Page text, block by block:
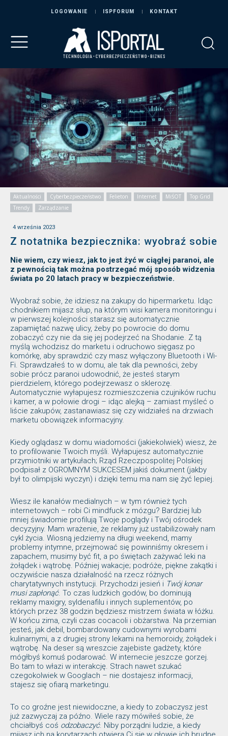
LOGOWANIE ISPFORUM KONTAKT
Aktualności Cyberbezpieczeństwo Felieton Internet MiŚOT
Top Grid
Trendy
Zarządzanie
4 września 2023
Z notatnika bezpiecznika: wyobraź sobie
Nie wiem, czy wiesz, jak to jest żyć w ciągłej paranoi, ale
z pewnością tak można postrzegać mój sposób widzenia
świata po 20 latach pracy w bezpieczeństwie.
Wyobraź sobie, że idziesz na zakupy do hipermarketu. Idąc
chodnikiem mijasz słup, na którym wisi kamera monitoringu i
w pierwszej kolejności starasz się automatycznie
zapamiętać nazwę ulicy, żeby po powrocie do domu
zobaczyć czy nie da się jej podejrzeć na Shodanie. Z tą
myślą wchodzisz do marketu i odruchowo sięgasz po
komórkę, aby sprawdzić czy masz wyłączony Bluetooth i Wi-
Fi. Sprawdzałeś to w domu, ale tak dla pewności, żeby
sobie prócz paranoi udowodnić, że jesteś starym
pierdzielem, którego podejrzewasz o sklerozę.
Automatycznie wyłapujesz rozmieszczenia czujników ruchu
i kamer, a w połowie drogi – idąc alejką – zamiast myśleć o
liście zakupów, zastanawiasz się czy widziałeś na drzwiach
marketu obowiązek informacyjny.
Kiedy oglądasz w domu wiadomości (jakiekolwiek) wiesz, że
to profilowanie Twoich myśli. Wyłapujesz automatycznie
przymiotniki w artykułach; Rząd Rzeczpospolitej Polskiej
podpisał z OGROMNYM SUKCESEM jakiś dokument (jakby
był to olimpijski wyczyn) i dzięki temu ma nam się żyć lepiej.
Wiesz ile kanałów medialnych – w tym również tych
internetowych – robi Ci mindfuck z mózgu? Bardziej lub
mniej świadomie profilują Twoje poglądy i Twój ośrodek
decyzyjny. Mam wrażenie, że reklamy już ustabilizowały nam
cykl życia. Wiosną jedziemy na długi weekend, mamy
problemy intymne, przejmować się powinniśmy okresem i
zapachem, musimy być fit, a po świętach zażywać leki na
żołądek i wątrobę. Później wakacje; podróże, piękne zakątki i
oczywiście nasza działalność na rzecz różnych
charytatywnych instytucji. Przychodzi jesień i Twój konar
musi zapłonąć. To czas ludzkich godów, bo dominują
reklamy maxigry, syldenafilu i innych suplementów, po
których przez 38 godzin będziesz mistrzem świata w łóżku.
W końcu zima, czyli czas cocacoli i obżarstwa. Na przemian
jesteś, jak debil, bombardowany cudownymi wyrobami
kulinarnymi, a z drugiej strony lekami na hemoroidy, żołądek i
wątrobę. Na deser są wreszcie zajebiste gadżety, które
mógłbyś komuś podarować. W internecie jeszcze gorzej.
Bo tam to włazi w interakcję. Strach nawet szukać
czegokolwiek w Googlach – nie dostajesz informacji,
stajesz się ofiarą marketingu.
To co groźne jest niewidoczne, a kiedy to zobaczysz jest
już zazwyczaj za późno. Wiele razy mówiłeś sobie, że
chciałbyś coś odzobaczyć. Niby porządni ludzie, a kiedy